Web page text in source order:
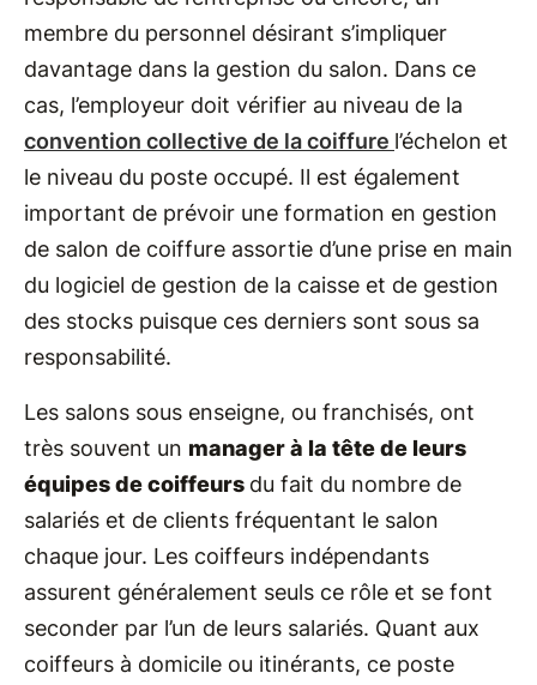
membre du personnel désirant s’impliquer
davantage dans la gestion du salon. Dans ce
cas, l’employeur doit vérifier au niveau de la
convention collective de la coiffure l’échelon et
le niveau du poste occupé. Il est également
important de prévoir une formation en gestion
de salon de coiffure assortie d’une prise en main
du logiciel de gestion de la caisse et de gestion
des stocks puisque ces derniers sont sous sa
responsabilité.
Les salons sous enseigne, ou franchisés, ont
très souvent un manager à la tête de leurs
équipes de coiffeurs du fait du nombre de
salariés et de clients fréquentant le salon
chaque jour. Les coiffeurs indépendants
assurent généralement seuls ce rôle et se font
seconder par l’un de leurs salariés. Quant aux
coiffeurs à domicile ou itinérants, ce poste